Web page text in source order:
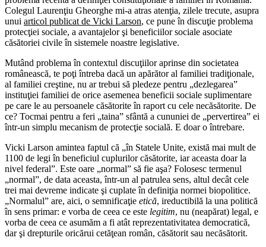
Colegul Laurenţiu Gheorghe mi-a atras atenţia, zilele trecute, asupra
unui articol publicat de Vicki Larson, ce pune în discuţie problema
protecţiei sociale, a avantajelor şi beneficiilor sociale asociate
căsătoriei civile în sistemele noastre legislative.
Mutând problema în contextul discuţiilor aprinse din societatea
românească, te poţi întreba dacă un apărător al familiei tradiţionale,
al familiei creştine, nu ar trebui să pledeze pentru „dezlegarea”
instituţiei familiei de orice asemenea beneficii sociale suplimentare
pe care le au persoanele căsătorite în raport cu cele necăsătorite. De
ce? Tocmai pentru a feri „taina” sfântă a cununiei de „pervertirea” ei
într-un simplu mecanism de protecţie socială. E doar o întrebare.
Vicki Larson amintea faptul că „în Statele Unite, există mai mult de
1100 de legi în beneficiul cuplurilor căsătorite, iar aceasta doar la
nivel federal”. Este oare „normal” să fie aşa? Folosesc termenul
„normal”, de data aceasta, într-un al patrulea sens, altul decât cele
trei mai devreme indicate şi cuplate în definiţia normei biopolitice.
„Normalul” are, aici, o semnificaţie etică, ireductibilă la una politică
în sens primar: e vorba de ceea ce este legitim, nu (neapărat) legal, e
vorba de ceea ce asumăm a fi atât reprezentativitatea democratică,
dar şi drepturile oricărui cetăţean român, căsătorit sau necăsătorit.